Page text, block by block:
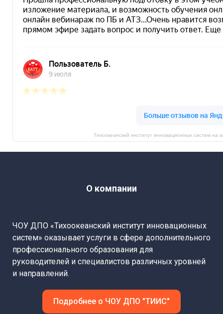
Тихоокеанский институт инновационных систем на
О компании
ЧОУ ДПО «Тихоокеанский институт инновационных
систем» оказывает услуги в сфере дополнительного
профессионального образования для
руководителей и специалистов различных уровней
и направлений.
Подробнее о ЧОУ ДПО "ТИИС"